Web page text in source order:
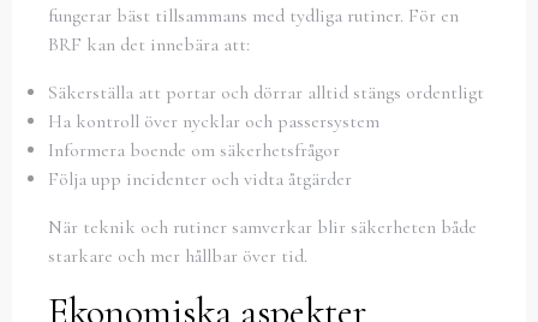
fungerar bäst tillsammans med tydliga rutiner. För en
BRF kan det innebära att:
Säkerställa att portar och dörrar alltid stängs ordentligt
Ha kontroll över nycklar och passersystem
Informera boende om säkerhetsfrågor
Följa upp incidenter och vidta åtgärder
När teknik och rutiner samverkar blir säkerheten både
starkare och mer hållbar över tid.
Ekonomiska aspekter